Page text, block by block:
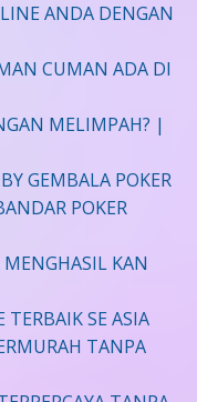
ANDA DENGAN
CUMAN ADA DI
MELIMPAH? |
GEMBALA POKER
POKER
KAN
SE ASIA
TANPA